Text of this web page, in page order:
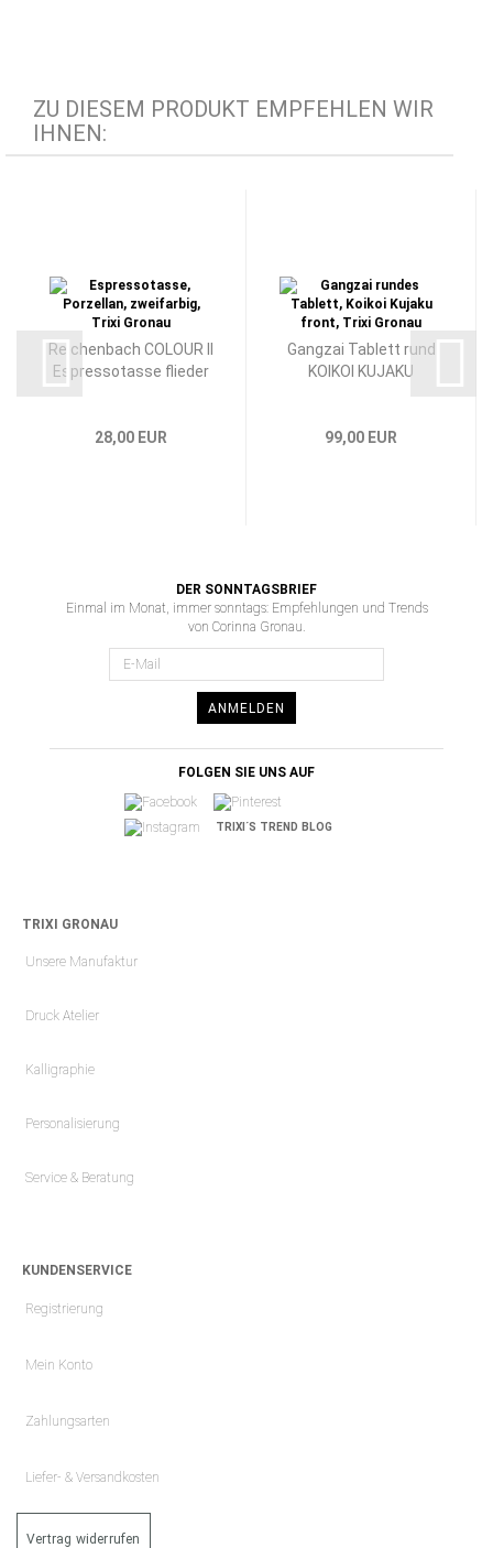
ZU DIESEM PRODUKT EMPFEHLEN WIR
IHNEN:
Reichenbach COLOUR II
Espressotasse flieder
28,00 EUR
Gangzai Tablett rund
KOIKOI KUJAKU
99,00 EUR
DER SONNTAGSBRIEF
Einmal im Monat, immer sonntags: Empfehlungen und Trends
von Corinna Gronau.
ANMELDEN
FOLGEN SIE UNS AUF
TRIXI´S TREND BLOG
TRIXI GRONAU
Unsere Manufaktur
Druck Atelier
Kalligraphie
Personalisierung
Service & Beratung
KUNDENSERVICE
Registrierung
Mein Konto
Zahlungsarten
Liefer- & Versandkosten
Vertrag widerrufen